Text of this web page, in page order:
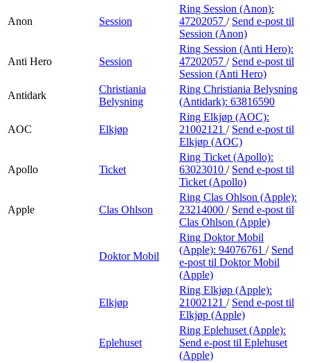
Anon Session
Ring Session (Anon):
47202057 / Send e-post til
Session (Anon)
Anti Hero Session
Ring Session (Anti Hero):
47202057 / Send e-post til
Session (Anti Hero)
Antidark
Christiania
Belysning
Ring Christiania Belysning
(Antidark): 63816590
AOC Elkjøp
Ring Elkjøp (AOC):
21002121 / Send e-post til
Elkjøp (AOC)
Apollo Ticket
Ring Ticket (Apollo):
63023010 / Send e-post til
Ticket (Apollo)
Apple Clas Ohlson
Ring Clas Ohlson (Apple):
23214000 / Send e-post til
Clas Ohlson (Apple)
Doktor Mobil
Ring Doktor Mobil
(Apple): 94076761 / Send
e-post til Doktor Mobil
(Apple)
Elkjøp
Ring Elkjøp (Apple):
21002121 / Send e-post til
Elkjøp (Apple)
Eplehuset
Ring Eplehuset (Apple):
Send e-post til Eplehuset
(Apple)